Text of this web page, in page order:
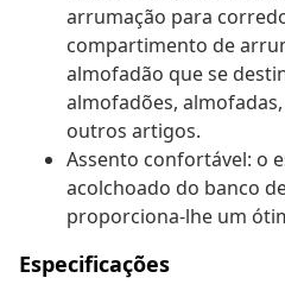
arrumação para
compartimento de
almofadão que se
almofadões,
outros artigos.
Assento confortável: o
acolchoado do banco
proporciona-lhe um
Especificações